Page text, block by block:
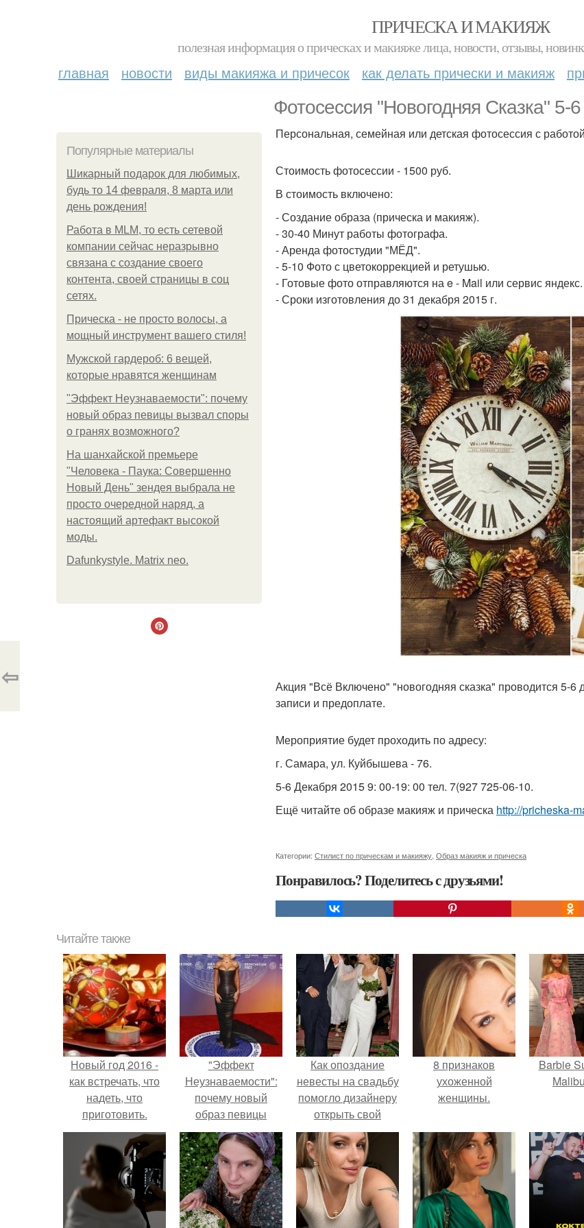
ПРИЧЕСКА И МАКИЯЖ
полезная информация о прическах и макияже лица, новости, отзывы,
главная новости виды макияжа и причесок как делать прически и макияж
Фотосессия "Новогодняя Сказка" 5-
Популярные материалы
Шикарный подарок для любимых,
будь то 14 февраля, 8 марта или
день рождения!
Работа в MLM, то есть сетевой
компании сейчас неразрывно
связана с создание своего
контента, своей страницы в соц
сетях.
Прическа - не просто волосы, а
мощный инструмент вашего стиля!
Мужской гардероб: 6 вещей,
которые нравятся женщинам
"Эффект Неузнаваемости": почему
новый образ певицы вызвал споры
о гранях возможного?
На шанхайской премьере
"Человека - Паука: Совершенно
Новый День" зендея выбрала не
просто очередной наряд, а
настоящий артефакт высокой
моды.
Dafunkystyle. Matrix neo.
Персональная, семейная или детская фотосессия с
Стоимость фотосессии - 1500 руб.
В стоимость включено:
- Создание образа (прическа и макияж).
- 30-40 Минут работы фотографа.
- Аренда фотостудии "МЁД".
- 5-10 Фото с цветокоррекцией и ретушью.
- Готовые фото отправляются на e - Mail или сервис
- Сроки изготовления до 31 декабря 2015 г.
Акция "Всё Включено" "новогодняя сказка" проводится 5-6
записи и предоплате.
Мероприятие будет проходить по адресу:
г. Самара, ул. Куйбышева - 76.
5-6 Декабря 2015 9: 00-19: 00 тел. 7(927 725-06-10.
Ещё читайте об образе макияж и прическа http://pricheska-
Категории: Стилист по прическам и макияжу Образ макияж и прическа
Понравилось? Поделитесь с друзьями!
⇦
Читайте также
Новый год 2016 -
как встречать, что
надеть, что
приготовить.
"Эффект
Неузнаваемости":
почему новый
образ певицы
вызвал споры о
гранях
возможного?
Как опоздание
невесты на свадьбу
помогло дизайнеру
открыть свой
бренд.
8 признаков
ухоженной
женщины.
Barbie